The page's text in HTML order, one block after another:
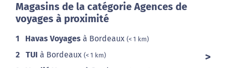
Magasins de la catégorie Agences de
voyages à proximité
1 Havas Voyages à Bordeaux (< 1 km)
2 TUI à Bordeaux (< 1 km)